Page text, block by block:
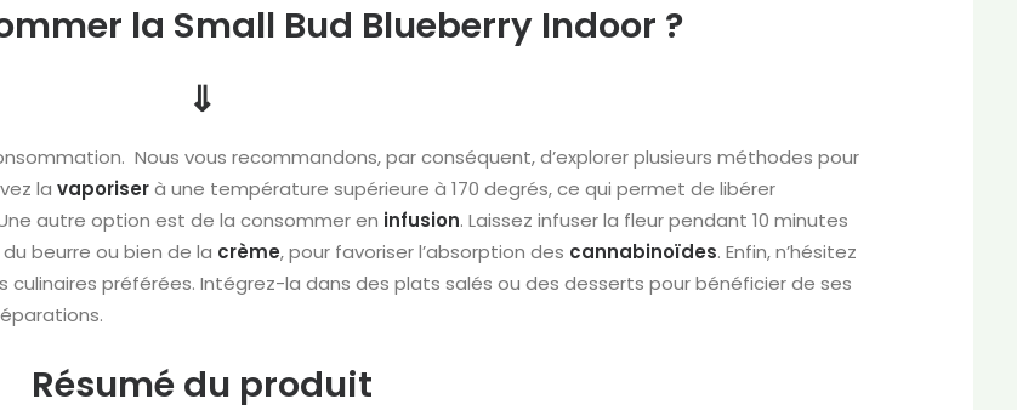
la Small Bud Blueberry Indoor ?
⇓
Nous vous recommandons, par conséquent, d’explorer plusieurs méthodes pour
la vaporiserà une température supérieure à 170 degrés, ce qui permet de libérer
autre option est de la consommer en infusion. Laissez infuser la fleur pendant 10 minutes
beurre ou bien de la crème, pour favoriser l’absorption des cannabinoïdes. Enfin, n’hésitez
culinaires préférées. Intégrez-la dans des plats salés ou des desserts pour bénéficier de ses
Résumé du produit